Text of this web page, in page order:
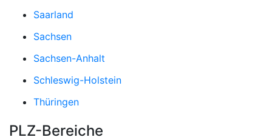
Saarland
Sachsen
Sachsen-Anhalt
Schleswig-Holstein
Thüringen
PLZ-Bereiche